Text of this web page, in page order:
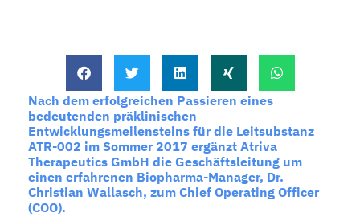
Nach dem erfolgreichen Passieren eines
bedeutenden präklinischen
Entwicklungsmeilensteins für die Leitsubstanz
ATR-002 im Sommer 2017 ergänzt Atriva
Therapeutics GmbH die Geschäftsleitung um
einen erfahrenen Biopharma-Manager, Dr.
Christian Wallasch, zum Chief Operating Officer
(COO).